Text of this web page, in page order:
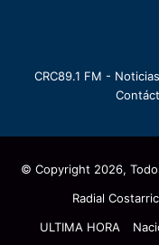
CRC89.1 FM -
© Copyright 2026,
Radial
ULTIMA HORA